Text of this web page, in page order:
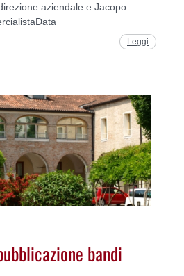
aziendale e Jacopo
Leggi
bandi